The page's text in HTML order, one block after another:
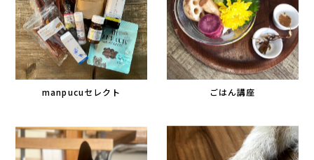
manpucuセレクト ごはん講座